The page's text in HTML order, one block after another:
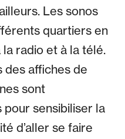
Les sonos
quartiers en
radio et à la télé.
des affiches de
sont
sensibiliser la
d’aller se faire